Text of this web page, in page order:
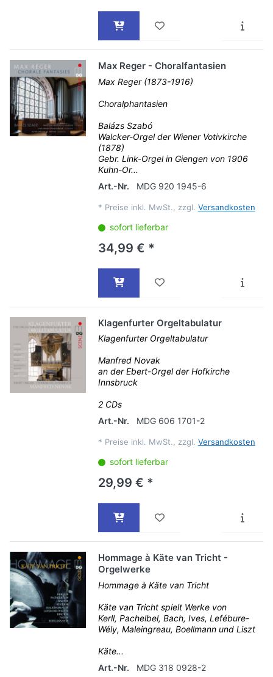
Max Reger - Choralfantasien
Max Reger (1873-1916)
Choralphantasien
Balázs Szabó
Walcker-Orgel der Wiener Votivkirche
(1878)
Gebr. Link-Orgel in Giengen von 1906
Kuhn-Or...
Art.-Nr.
MDG 920 1945-6
* Preise inkl. MwSt., zzgl. Versandkosten
sofort lieferbar
34,99 € *
Klagenfurter Orgeltabulatur
Klagenfurter Orgeltabulatur
Manfred Novak
an der Ebert-Orgel der Hofkirche
Innsbruck
2 CDs
Art.-Nr.
MDG 606 1701-2
* Preise inkl. MwSt., zzgl. Versandkosten
sofort lieferbar
29,99 € *
Hommage à Käte van Tricht -
Orgelwerke
Hommage à Käte van Tricht
Käte van Tricht spielt Werke von
Kerll, Pachelbel, Bach, Ives, Lefébure-
Wély, Maleingreau, Boellmann und Liszt
Käte...
Art.-Nr.
MDG 318 0928-2